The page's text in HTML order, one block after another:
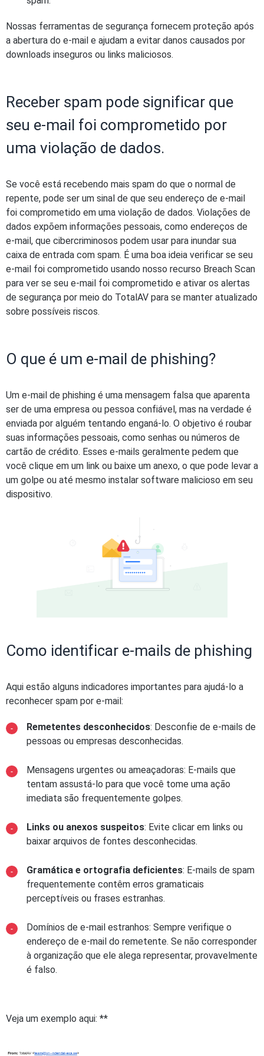
Nossas ferramentas de segurança fornecem proteção após
a abertura do e-mail e ajudam a evitar danos causados por
downloads inseguros ou links maliciosos.
Receber spam pode significar que
seu e-mail foi comprometido por
uma violação de dados.
Se você está recebendo mais spam do que o normal de
repente, pode ser um sinal de que seu endereço de e-mail
foi comprometido em uma violação de dados. Violações de
dados expõem informações pessoais, como endereços de
e-mail, que cibercriminosos podem usar para inundar sua
caixa de entrada com spam. É uma boa ideia verificar se seu
e-mail foi comprometido usando nosso recurso Breach Scan
para ver se seu e-mail foi comprometido e ativar os alertas
de segurança por meio do TotalAV para se manter atualizado
sobre possíveis riscos.
O que é um e-mail de phishing?
Um e-mail de phishing é uma mensagem falsa que aparenta
ser de uma empresa ou pessoa confiável, mas na verdade é
enviada por alguém tentando enganá-lo. O objetivo é roubar
suas informações pessoais, como senhas ou números de
cartão de crédito. Esses e-mails geralmente pedem que
você clique em um link ou baixe um anexo, o que pode levar a
um golpe ou até mesmo instalar software malicioso em seu
dispositivo.
Como identificar e-mails de phishing
Aqui estão alguns indicadores importantes para ajudá-lo a
reconhecer spam por e-mail:
Remetentes desconhecidos: Desconfie de e-mails de
pessoas ou empresas desconhecidas.
Mensagens urgentes ou ameaçadoras: E-mails que
tentam assustá-lo para que você tome uma ação
imediata são frequentemente golpes.
Links ou anexos suspeitos: Evite clicar em links ou
baixar arquivos de fontes desconhecidas.
Gramática e ortografia deficientes: E-mails de spam
frequentemente contêm erros gramaticais
perceptíveis ou frases estranhas.
Domínios de e-mail estranhos: Sempre verifique o
endereço de e-mail do remetente. Se não corresponder
à organização que ele alega representar, provavelmente
é falso.
Veja um exemplo aqui: **